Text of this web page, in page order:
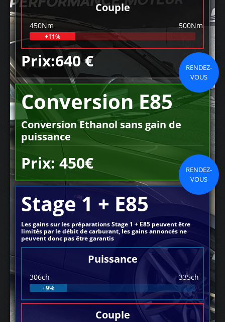
Couple
450Nm 500Nm
+11%
Prix:640 €
RENDEZ-
VOUS
Conversion E85
Conversion Ethanol sans gain de
puissance
Prix: 450€
RENDEZ-
VOUS
Stage 1 + E85
Les gains sur les préparations Stage 1 + E85 peuvent être
limités par le débit de carburant, les gains annoncés ne
peuvent donc pas être garantis
Puissance
306ch 335ch
+9%
Couple